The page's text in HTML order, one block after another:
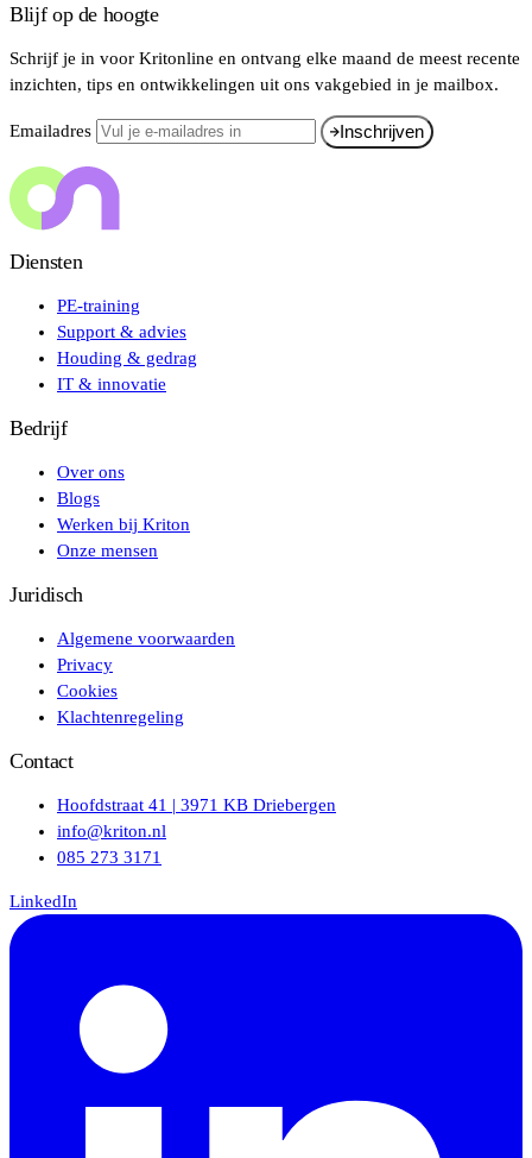
Blijf op de hoogte
Schrijf je in voor Kritonline en ontvang elke maand de meest recente
inzichten, tips en ontwikkelingen uit ons vakgebied in je mailbox.
Emailadres Inschrijven
Diensten
PE-training
Support & advies
Houding & gedrag
IT & innovatie
Bedrijf
Over ons
Blogs
Werken bij Kriton
Onze mensen
Juridisch
Algemene voorwaarden
Privacy
Cookies
Klachtenregeling
Contact
Hoofdstraat 41 | 3971 KB Driebergen
info@kriton.nl
085 273 3171
LinkedIn